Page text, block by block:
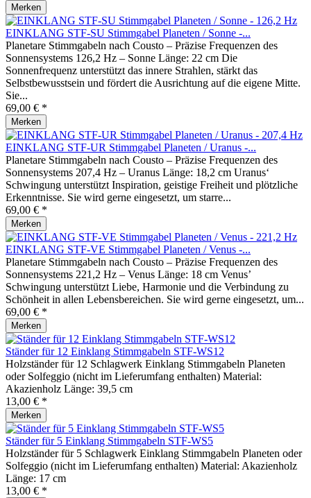
Merken
EINKLANG STF-SU Stimmgabel Planeten / Sonne -...
Planetare Stimmgabeln nach Cousto – Präzise Frequenzen des
Sonnensystems 126,2 Hz – Sonne Länge: 22 cm Die
Sonnenfrequenz unterstützt das innere Strahlen, stärkt das
Selbstbewusstsein und fördert die Ausrichtung auf die eigene Mitte.
Sie...
69,00 € *
Merken
EINKLANG STF-UR Stimmgabel Planeten / Uranus -...
Planetare Stimmgabeln nach Cousto – Präzise Frequenzen des
Sonnensystems 207,4 Hz – Uranus Länge: 18,2 cm Uranus‘
Schwingung unterstützt Inspiration, geistige Freiheit und plötzliche
Erkenntnisse. Sie wird gerne eingesetzt, um starre...
69,00 € *
Merken
EINKLANG STF-VE Stimmgabel Planeten / Venus -...
Planetare Stimmgabeln nach Cousto – Präzise Frequenzen des
Sonnensystems 221,2 Hz – Venus Länge: 18 cm Venus’
Schwingung unterstützt Liebe, Harmonie und die Verbindung zu
Schönheit in allen Lebensbereichen. Sie wird gerne eingesetzt, um...
69,00 € *
Merken
Ständer für 12 Einklang Stimmgabeln STF-WS12
Holzständer für 12 Schlagwerk Einklang Stimmgabeln Planeten
oder Solfeggio (nicht im Lieferumfang enthalten) Material:
Akazienholz Länge: 39,5 cm
13,00 € *
Merken
Ständer für 5 Einklang Stimmgabeln STF-WS5
Holzständer für 5 Schlagwerk Einklang Stimmgabeln Planeten oder
Solfeggio (nicht im Lieferumfang enthalten) Material: Akazienholz
Länge: 17 cm
13,00 € *